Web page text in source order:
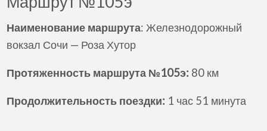
Наименование маршрута: Железнодорожный
вокзал Сочи — Роза Хутор
Протяженность маршрута №105э: 80 км
Продолжительность поездки: 1 час 51 минута